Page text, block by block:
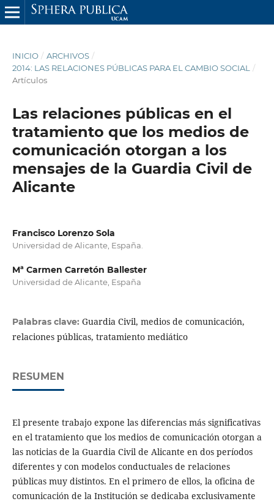
INICIO / ARCHIVOS /
2014: LAS RELACIONES PÚBLICAS PARA EL CAMBIO SOCIAL
/
Artículos
Las relaciones públicas en el
tratamiento que los medios de
comunicación otorgan a los
mensajes de la Guardia Civil de
Alicante
Francisco Lorenzo Sola
Universidad de Alicante, España.
Mª Carmen Carretón Ballester
Universidad de Alicante, España
Palabras clave: Guardia Civil, medios de comunicación,
relaciones públicas, tratamiento mediático
RESUMEN
El presente trabajo expone las diferencias más significativas
en el tratamiento que los medios de comunicación otorgan a
las noticias de la Guardia Civil de Alicante en dos períodos
diferentes y con modelos conductuales de relaciones
públicas muy distintos. En el primero de ellos, la oficina de
comunicación de la Institución se dedicaba exclusivamente